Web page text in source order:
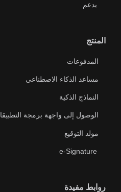
يدعم
المنتج
المدفوعات
مساعد الذكاء الاصطناعي
النماذج الذكية
الوصول إلى واجهة برمجة
مولد التوقيع
e-Signature
روابط مفيدة